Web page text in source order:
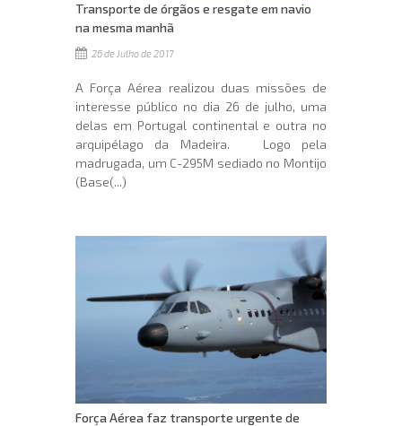
Transporte de órgãos e resgate em navio
na mesma manhã
26 de Julho de 2017
A Força Aérea realizou duas missões de
interesse público no dia 26 de julho, uma
delas em Portugal continental e outra no
arquipélago da Madeira. Logo pela
madrugada, um C-295M sediado no Montijo
(Base(...)
Força Aérea faz transporte urgente de